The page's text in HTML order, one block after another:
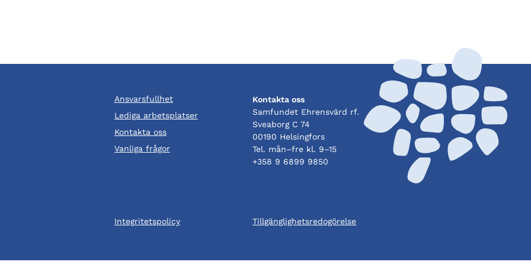
Ansvarsfullhet
Lediga arbetsplatser
Kontakta oss
Vanliga frågor
Kontakta oss
Samfundet Ehrensvärd rf.
Sveaborg C 74
00190 Helsingfors
Tel. mån–fre kl. 9–15
+358 9 6899 9850
Integritetspolicy Tillgänglighetsredogörelse